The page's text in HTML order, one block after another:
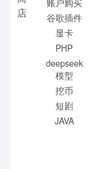
店
账户购买
谷歌插件
显卡
PHP
deepseek
模型
挖币
短剧
JAVA